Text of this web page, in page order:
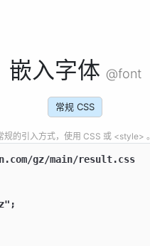
嵌入字体 @font
常规 CSS
规的引入方式，使用 CSS 或 <style> 。
gz/main/result.css